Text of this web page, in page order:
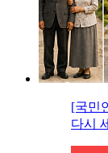
[국민
다시